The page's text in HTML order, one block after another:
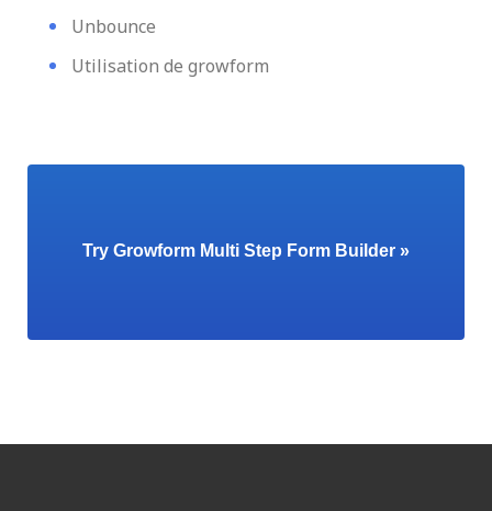
Unbounce
Utilisation de growform
Try Growform Multi Step Form Builder »